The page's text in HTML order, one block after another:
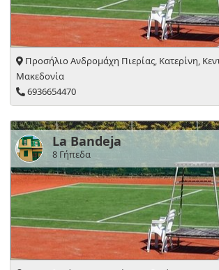
Προσήλιο Ανδρομάχη Πιερίας, Κατερίνη,
Μακεδονία
6936654470
La Bandeja
8 Γήπεδα